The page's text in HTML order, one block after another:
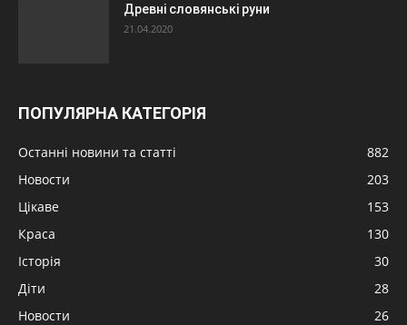
Древні словянські руни
21.04.2020
ПОПУЛЯРНА КАТЕГОРІЯ
Останні новини та статті
882
Новости
203
Цікаве
153
Краса
130
Історія
30
Діти
28
Новости
26